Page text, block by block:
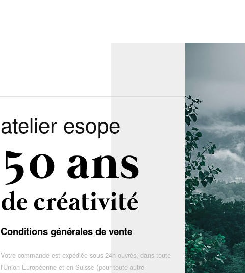
atelier esope
Conditions générales de vente
Votre commande est expédiée sous 24h ouvrés, dans toute
l'Union Européenne et en Suisse (pour toute autre